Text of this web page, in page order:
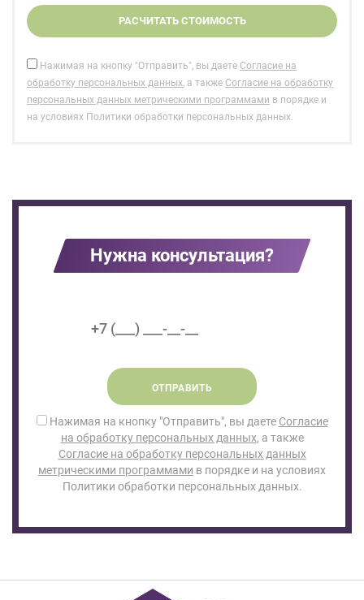
Нажимая на кнопку "Отправить", вы даете Согласие на
обработку персональных данных, а также Согласие на обработку
персональных данных метрическими программами в порядке и
на условиях Политики обработки персональных данных.
Нужна консультация?
ОТПРАВИТЬ
Нажимая на кнопку "Отправить", вы даете Согласие
на обработку персональных данных, а также
Согласие на обработку персональных данных
метрическими программами в порядке и на условиях
Политики обработки персональных данных.